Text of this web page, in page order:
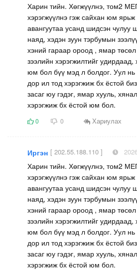
Харин тийн. Хөгжүүлнэ, том2
хэрэгжүүлнэ гэж сайхан юм ярьж
авангуутаа усанд шидсэн чулуу
наяд, хэдэн зуун тэрбумын
хэний гараар ороод , ямар төсөл
зээлийн хэрэгжилтийг
юм бол бүү мэд л болдог. Уул нь
дор ил тод хэрэгжиж бх ёстой
засаг юу гэдэг, ямар хууль,
хэрэгжиж бх ёстой юм бол.
0 0 Хариулах
Иргэн [ 202.55.188.110 ]
Харин тийн. Хөгжүүлнэ, том2
хэрэгжүүлнэ гэж сайхан юм ярьж
авангуутаа усанд шидсэн чулуу
наяд, хэдэн зуун тэрбумын
хэний гараар ороод , ямар төсөл
зээлийн хэрэгжилтийг
юм бол бүү мэд л болдог. Уул нь
дор ил тод хэрэгжиж бх ёстой
засаг юу гэдэг, ямар хууль,
хэрэгжиж бх ёстой юм бол.